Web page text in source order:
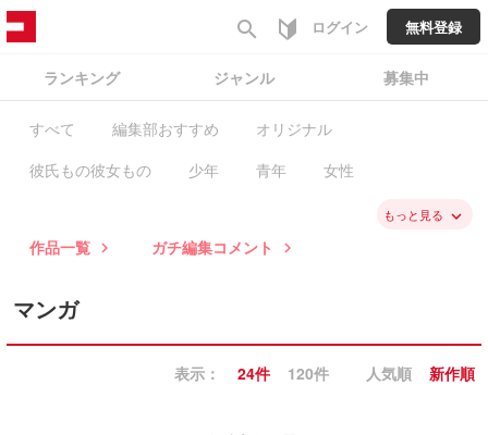
search ログイン 無料登録
ランキング ジャンル 募集中
すべて 編集部おすすめ
オリジナル
彼氏もの彼女もの
少年 青年
女性
スポーツ
歴史
学園 職業・ビジネス
異世界 BL
GL・百合
もっと見る keyboard_arrow_down
作品一覧 keyboard_arrow_right ガチ編集コメント keyboard_arrow_right
マンガ
表示： 24件 120件 人気順 新作順